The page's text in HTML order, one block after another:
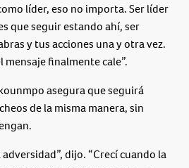
líder, eso no importa. Ser líder
que seguir estando ahí, ser
y tus acciones una y otra vez.
mensaje finalmente cale”.
asegura que seguirá
de la misma manera, sin
adversidad”, dijo. “Crecí cuando la